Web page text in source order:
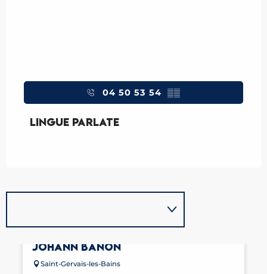
04 50 53 54 ▒▒
Lingue parlate
Lingue parlate
JOHANN BANON
Saint-Gervais-les-Bains